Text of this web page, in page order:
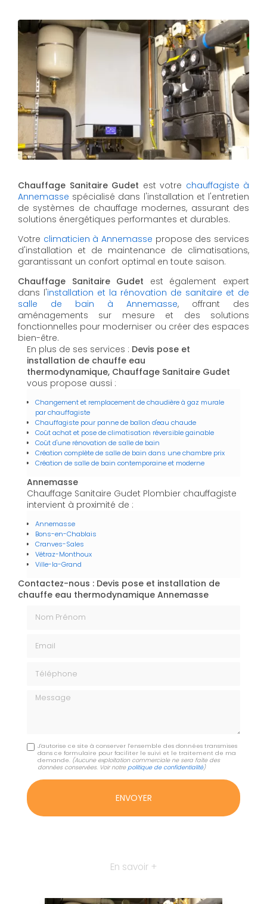
Chauffage Sanitaire Gudet est votre chauffagiste à
Annemasse spécialisé dans l'installation et l'entretien
de systèmes de chauffage modernes, assurant des
solutions énergétiques performantes et durables.
Votre climaticien à Annemasse propose des services
d'installation et de maintenance de climatisations,
garantissant un confort optimal en toute saison.
Chauffage Sanitaire Gudet est également expert
dans l'installation et la rénovation de sanitaire et de
salle de bain à Annemasse, offrant des
aménagements sur mesure et des solutions
fonctionnelles pour moderniser ou créer des espaces
bien-être.
En plus de ses services : Devis pose et
installation de chauffe eau
thermodynamique, Chauffage Sanitaire Gudet
vous propose aussi :
Changement et remplacement de chaudière à gaz murale
par chauffagiste
Chauffagiste pour panne de ballon d'eau chaude
Coût achat et pose de climatisation réversible gainable
Coût d'une rénovation de salle de bain
Création complète de salle de bain dans une chambre prix
Création de salle de bain contemporaine et moderne
Annemasse
Chauffage Sanitaire Gudet Plombier chauffagiste
intervient à proximité de :
Annemasse
Bons-en-Chablais
Cranves-Sales
Vétraz-Monthoux
Ville-la-Grand
Contactez-nous : Devis pose et installation de
chauffe eau thermodynamique Annemasse
Message
J'autorise ce site à conserver l'ensemble des données transmises
dans ce formulaire pour faciliter le suivi et le traitement de ma
demande. (Aucune exploitation commerciale ne sera faite des
données conservées. Voir notrepolitique de confidentialité)
En savoir +